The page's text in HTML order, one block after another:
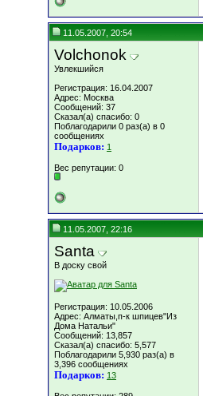
11.05.2007, 20:54
Volchonok
Увлекшийся
Регистрация: 16.04.2007
Адрес: Москва
Сообщений: 37
Сказал(а) спасибо: 0
Поблагодарили 0 раз(а) в 0
сообщениях
Подарков: 1
Вес репутации: 0
11.05.2007, 22:16
Santa
В доску свой
Регистрация: 10.05.2006
Адрес: Алматы,п-к шпицев"Из
Дома Натальи"
Сообщений: 13,857
Сказал(а) спасибо: 5,577
Поблагодарили 5,930 раз(а) в
3,396 сообщениях
Подарков: 13